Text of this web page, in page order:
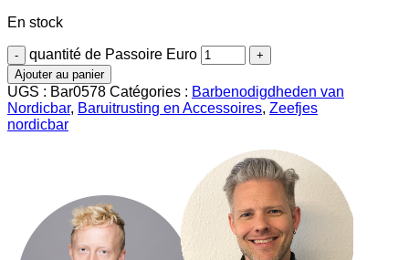
En stock
quantité de Passoire Euro
Ajouter au panier
UGS : Bar0578 Catégories : Barbenodigdheden van
Nordicbar, Baruitrusting en Accessoires, Zeefjes
nordicbar